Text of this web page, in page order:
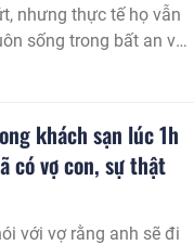
nhưng thực tế họ vẫn
sống trong bất an và
khách sạn lúc 1h
có vợ con, sự thật
với vợ rằng anh sẽ đi